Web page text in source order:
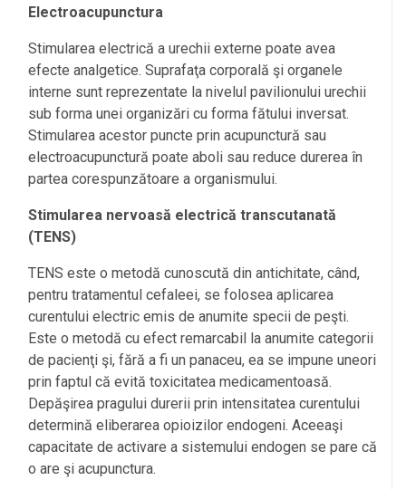
Electroacupunctura
Stimularea electrică a urechii externe poate avea
efecte analgetice. Suprafaţa corporală şi organele
interne sunt reprezentate la nivelul pavilionului urechii
sub forma unei organizări cu forma fătului inversat.
Stimularea acestor puncte prin acupunctură sau
electroacupunctură poate aboli sau reduce durerea în
partea corespunzătoare a organismului.
Stimularea nervoasă electrică transcutanată
(TENS)
TENS este o metodă cunoscută din antichitate, când,
pentru tratamentul cefaleei, se folosea aplicarea
curentului electric emis de anumite specii de peşti.
Este o metodă cu efect remarcabil la anumite categorii
de pacienţi şi, fără a fi un panaceu, ea se impune uneori
prin faptul că evită toxicitatea medicamentoasă.
Depăşirea pragului durerii prin intensitatea curentului
determină eliberarea opioizilor endogeni. Aceeaşi
capacitate de activare a sistemului endogen se pare că
o are şi acupunctura.